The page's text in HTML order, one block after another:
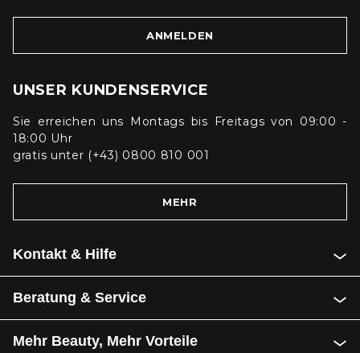
ANMELDEN
UNSER KUNDENSERVICE
Sie erreichen uns Montags bis Freitags von 09:00 -
18:00 Uhr
gratis unter (+43) 0800 810 001
MEHR
Kontakt & Hilfe
Beratung & Service
Mehr Beauty, Mehr Vorteile